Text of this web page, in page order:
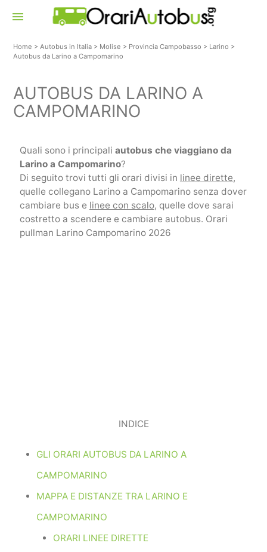
menu
Home >Autobus in Italia > Molise > Provincia Campobasso > Larino >
Autobus da Larino a Campomarino
AUTOBUS DA LARINO A
CAMPOMARINO
Quali sono i principali autobus che viaggiano da
Larino a Campomarino?
Di seguito trovi tutti gli orari divisi in linee dirette,
quelle collegano Larino a Campomarino senza dover
cambiare bus e linee con scalo, quelle dove sarai
costretto a scendere e cambiare autobus. Orari
pullman Larino Campomarino 2026
INDICE
GLI ORARI AUTOBUS DA LARINO A
CAMPOMARINO
MAPPA E DISTANZE TRA LARINO E
CAMPOMARINO
ORARI LINEE DIRETTE